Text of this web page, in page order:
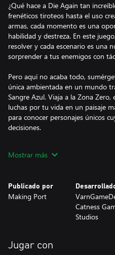
¿Qué hace a Die Again tan
frenéticos tiroteos hasta el uso
armas, cada momento es una
habilidad y destreza. En este
resolver y cada escenario es una
sorprender a tus enemigos con
Pero aquí no acaba todo,
única ambientada en un mundo
Sangre Azul. Viaja a la Zona
luchas por tu vida en un paisaje
para conocer personajes únicos
decisiones.
diseñado para desafiar tu ingenio
como ninguna otra. ¡No esperes
descubrir qué hay detrás de cada
Mostrar más
Publicado por
Making Port
Catness
Studios
Jugar con